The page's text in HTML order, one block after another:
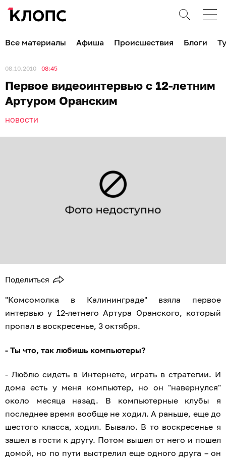
Все материалы Афиша Происшествия Блоги
08.10.2010 08:45
Первое видеоинтервью с 12-летним
Артуром Оранским
НОВОСТИ
Поделиться
"Комсомолка в Калининграде" взяла первое
интервью у 12-летнего Артура Оранского, который
пропал в воскресенье, 3 октября.
- Ты что, так любишь компьютеры?
- Люблю сидеть в Интернете, играть в стратегии. И
дома есть у меня компьютер, но он "навернулся"
около месяца назад. В компьютерные клубы я
последнее время вообще не ходил. А раньше, еще до
шестого класса, ходил. Бывало. В то воскресенье я
зашел в гости к другу. Потом вышел от него и пошел
домой, но по пути выстрелил еще одного друга – он